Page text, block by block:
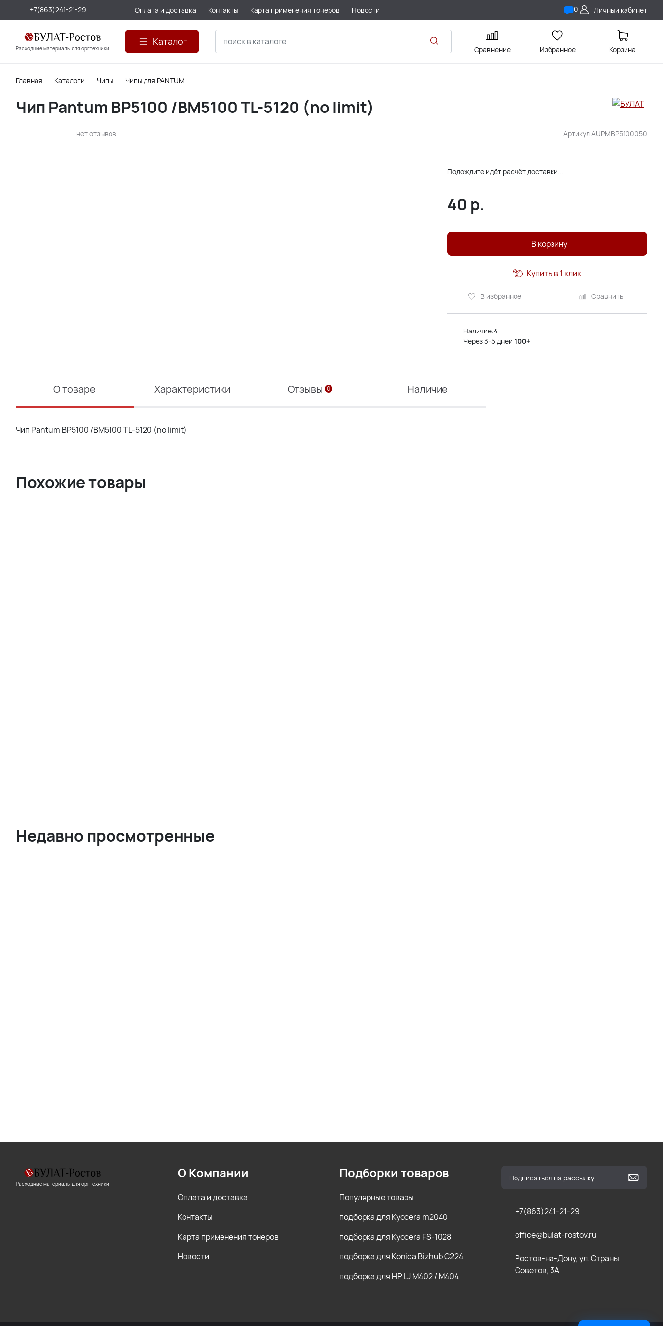
+7(863)241-21-29 Оплата и доставка Контакты Карта применения тонеров Новости 0 Личный кабинет
Расходные материалы для оргтехники
Каталог
Сравнение Избранное Корзина
Главная Каталоги Чипы Чипы для PANTUM
Артикул AUPMBP5100050
Чип Pantum BP5100 /BM5100 TL-5120 (no limit)
нет отзывов
Подождите идёт расчёт доставки...
40 р.
В корзину
В избранное Сравнить
Купить в 1 клик
Наличие:4
Через 3-5 дней:100+
О товаре Характеристики Отзывы 0 Наличие
Чип Pantum BP5100 /BM5100 TL-5120 (no limit)
Похожие товары
Недавно просмотренные
Расходные материалы для оргтехники
+7(863)241-21-29
office@bulat-rostov.ru
Ростов-на-Дону, ул. Страны
Советов, 3А
О Компании
Оплата и доставка
Контакты
Карта применения тонеров
Новости
Подборки товаров
Популярные товары
подборка для Kyocera m2040
подборка для Kyocera FS-1028
подборка для Konica Bizhub C224
подборка для HP LJ M402 / M404